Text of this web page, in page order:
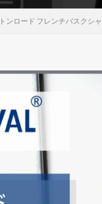
ンロード フレンチバスクシ